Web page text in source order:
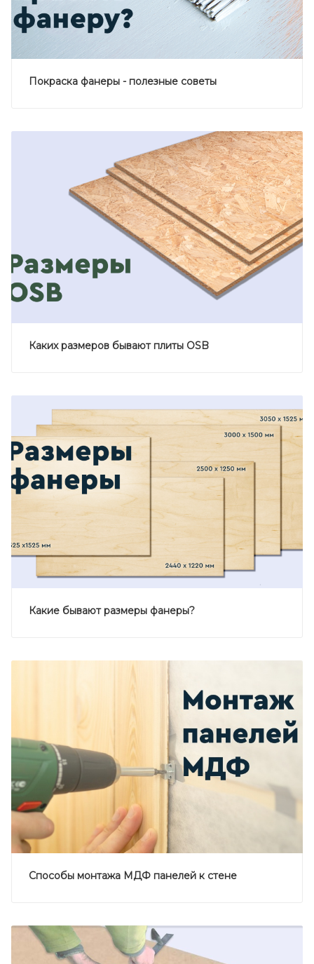
Покраска фанеры - полезные советы
Каких размеров бывают плиты OSB
Какие бывают размеры фанеры?
Способы монтажа МДФ панелей к стене